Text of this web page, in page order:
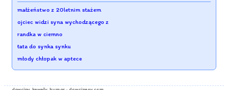
małżeństwo z 20letnim stażem
ojciec widzi syna wychodzącego z
randka w ciemno
tata do synka synku
młody chłopak w aptece